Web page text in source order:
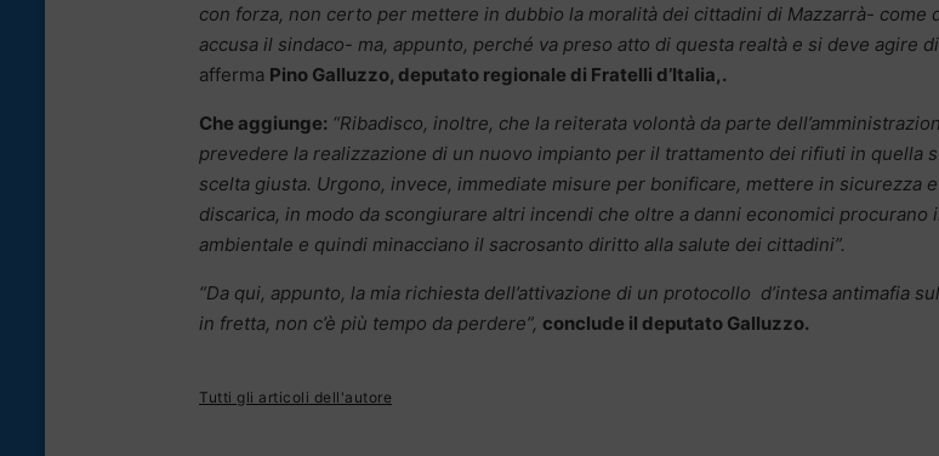
con forza, non certo per mettere in dubbio la moralità dei cittadini di Mazzarrà- come
accusa il sindaco- ma, appunto, perché va preso atto di questa realtà e si deve agire
afferma Pino Galluzzo, deputato regionale di Fratelli d’Italia,.
Che aggiunge: “Ribadisco, inoltre, che la reiterata volontà da parte
prevedere la realizzazione di un nuovo impianto per il trattamento dei rifiuti in quella
scelta giusta. Urgono, invece, immediate misure per bonificare, mettere in sicurezza
discarica, in modo da scongiurare altri incendi che oltre a danni economici procurano
ambientale e quindi minacciano il sacrosanto diritto alla salute dei cittadini”.
“Da qui, appunto, la mia richiesta dell’attivazione di un protocollo d’intesa antimafia
in fretta, non c’è più tempo da perdere”, conclude il deputato Galluzzo.
Tutti gli articoli dell'autore